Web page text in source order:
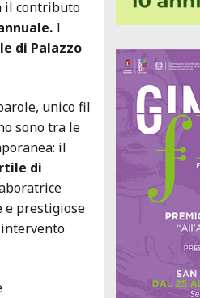
il contributo
I
di Palazzo
unico fil
sono tra le
il
di
e prestigiose